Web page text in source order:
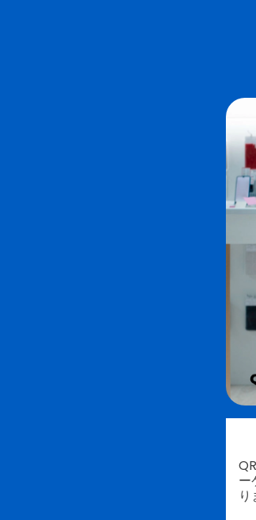
ー
り